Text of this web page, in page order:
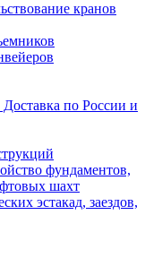
кранов
по России и
фундаментов,
шахт
эстакад, заездов,